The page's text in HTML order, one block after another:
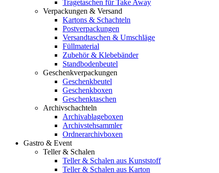
Tragetaschen für Take Away
Verpackungen & Versand
Kartons & Schachteln
Postverpackungen
Versandtaschen & Umschläge
Füllmaterial
Zubehör & Klebebänder
Standbodenbeutel
Geschenkverpackungen
Geschenkbeutel
Geschenkboxen
Geschenktaschen
Archivschachteln
Archivablageboxen
Archivstehsammler
Ordnerarchivboxen
Gastro & Event
Teller & Schalen
Teller & Schalen aus Kunststoff
Teller & Schalen aus Karton